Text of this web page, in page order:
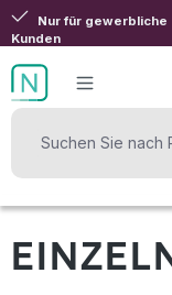
Zum Hauptinhalt springen
Nur für gewerbliche
Kunden